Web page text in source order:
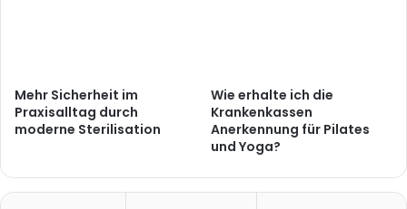
Mehr Sicherheit im
Praxisalltag durch
moderne Sterilisation
Wie erhalte ich die
Krankenkassen
Anerkennung für Pilates
und Yoga?